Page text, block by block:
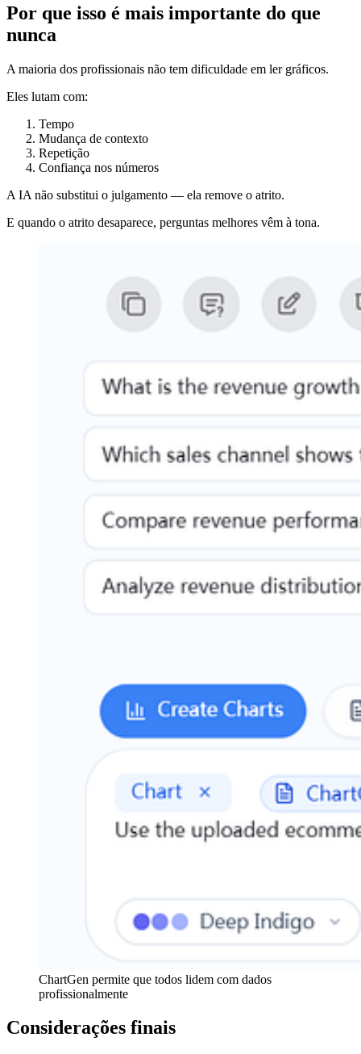
Por que isso é mais importante do que
nunca
A maioria dos profissionais não tem dificuldade em ler gráficos.
Eles lutam com:
Tempo
Mudança de contexto
Repetição
Confiança nos números
A IA não substitui o julgamento — ela remove o atrito.
E quando o atrito desaparece, perguntas melhores vêm à tona.
ChartGen permite que todos lidem com dados
profissionalmente
Considerações finais